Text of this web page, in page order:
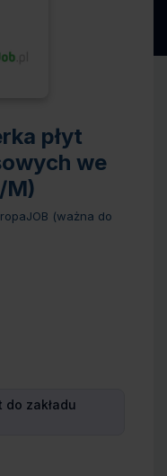
płyt
we
M)
(ważna do
zakładu